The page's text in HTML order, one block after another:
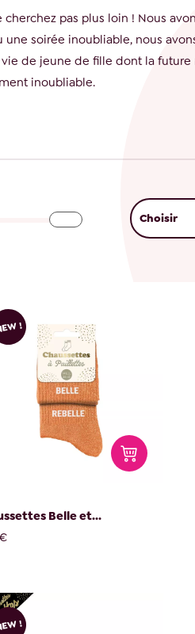
pas plus loin ! Nous
soirée inoubliable, nous
de jeune de fille dont la
inoubliable.
Choisir
!
Belle et...
!